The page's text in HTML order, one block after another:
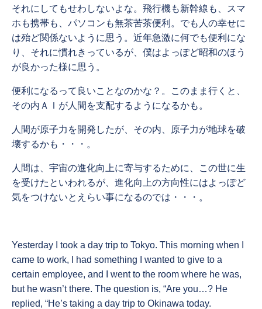
それにしてもせわしないよな。飛行機も新幹線も、スマ
ホも携帯も、パソコンも無茶苦茶便利。でも人の幸せに
は殆ど関係ないように思う。近年急激に何でも便利にな
り、それに慣れきっているが、僕はよっぽど昭和のほう
が良かった様に思う。
便利になるって良いことなのかな？。このまま行くと、
その内ＡＩが人間を支配するようになるかも。
人間が原子力を開発したが、その内、原子力が地球を破
壊するかも・・・。
人間は、宇宙の進化向上に寄与するために、この世に生
を受けたといわれるが、進化向上の方向性にはよっぽど
気をつけないとえらい事になるのでは・・・。
Yesterday I took a day trip to Tokyo. This morning when I
came to work, I had something I wanted to give to a
certain employee, and I went to the room where he was,
but he wasn’t there. The question is, “Are you…? He
replied, “He’s taking a day trip to Okinawa today.